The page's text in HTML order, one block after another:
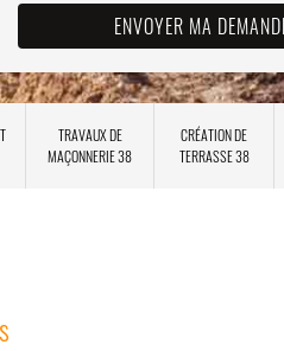
TRAVAUX DE
MAÇONNERIE 38
CRÉATION DE
TERRASSE 38